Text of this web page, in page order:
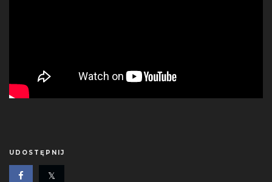
UDOSTĘPNIJ